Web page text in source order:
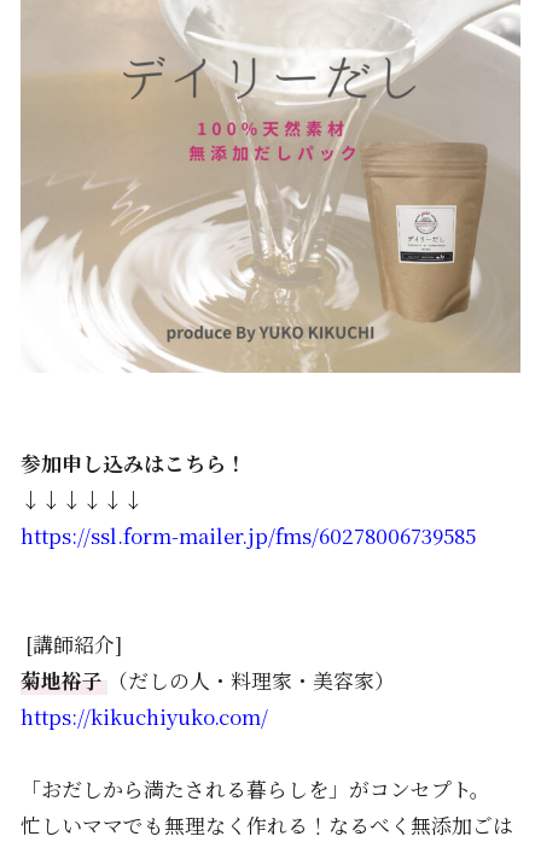
参加申し込みはこちら！
↓↓↓↓↓↓
https://ssl.form-mailer.jp/fms/60278006739585
[講師紹介]
菊地裕子
（だしの人・料理家・美容家）
https://kikuchiyuko.com/
「おだしから満たされる暮らしを」がコンセプト。
忙しいママでも無理なく作れる！なるべく無添加ごは